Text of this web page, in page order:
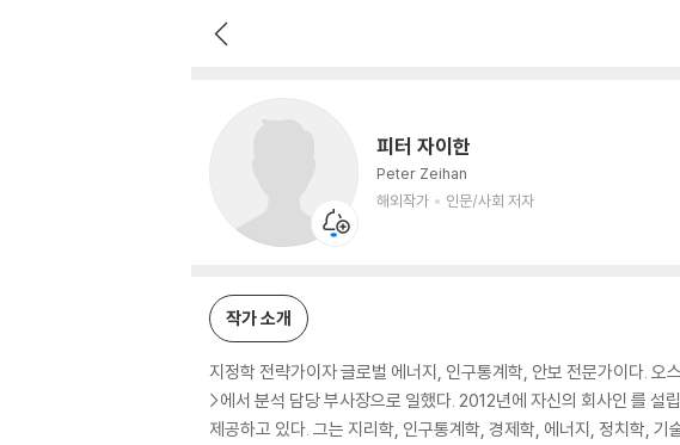
피터 자이한
Peter Zeihan
해외작가
인문/사회 저자
작가 소개
지정학 전략가이자 글로벌 에너지, 인구통계학, 안보 전문가이다.
>에서 분석 담당 부사장으로 일했다. 2012년에 자신의 회사인 를 설
제공하고 있다. 그는 지리학, 인구통계학, 경제학, 에너지, 정치학, 기